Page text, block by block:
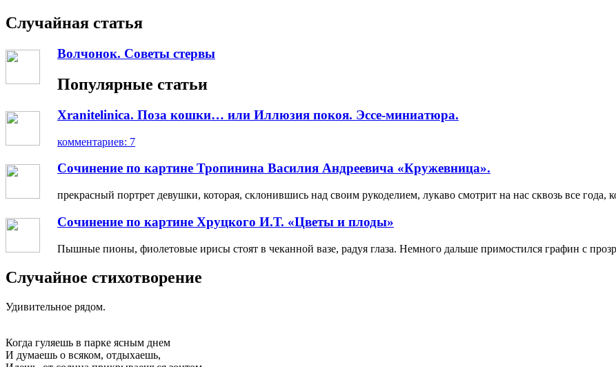
Случайная статья
Волчонок. Советы стервы
Популярные статьи
Xranitelinica. Поза кошки… или Иллюзия покоя. Эссе-миниатюра.
комментариев: 7
Сочинение по картине Тропинина Василия Андреевича «Кружевница».
прекрасный портрет девушки, которая, склонившись над своим рукоделием, лукаво смотрит на нас сквозь все года,
Сочинение по картине Хруцкого И.Т. «Цветы и плоды»
Пышные пионы, фиолетовые ирисы стоят в чеканной вазе, радуя глаза. Немного дальше примостился графин с
Случайное стихотворение
Удивительное рядом.
Когда гуляешь в парке ясным днем
И думаешь о всяком, отдыхаешь,